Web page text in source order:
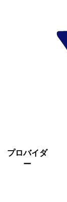
プロバイダ
ー